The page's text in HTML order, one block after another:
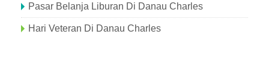
Pasar Belanja Liburan Di Danau Charles
Hari Veteran Di Danau Charles